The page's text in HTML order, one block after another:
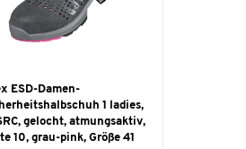
ESD-Damen-
1 ladies,
gelocht, atmungsaktiv,
10, grau-pink, Größe 41